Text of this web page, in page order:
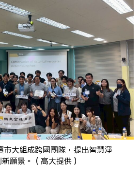
市大組成跨國團隊，提出智慧淨
願景。（高大提供）